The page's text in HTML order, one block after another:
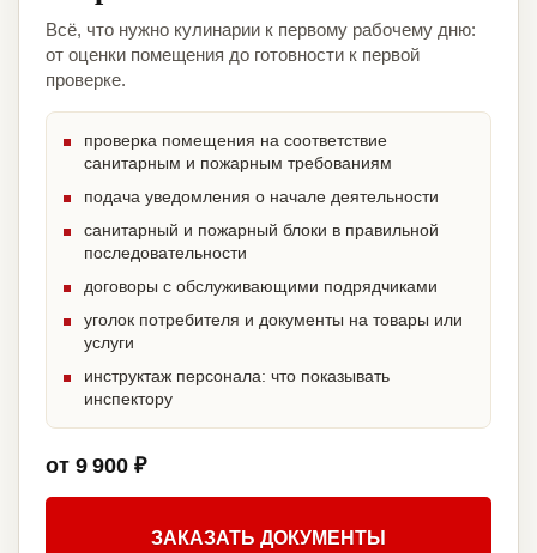
Всё, что нужно кулинарии к первому рабочему дню:
от оценки помещения до готовности к первой
проверке.
проверка помещения на соответствие
санитарным и пожарным требованиям
подача уведомления о начале деятельности
санитарный и пожарный блоки в правильной
последовательности
договоры с обслуживающими подрядчиками
уголок потребителя и документы на товары или
услуги
инструктаж персонала: что показывать
инспектору
от 9 900 ₽
ЗАКАЗАТЬ ДОКУМЕНТЫ